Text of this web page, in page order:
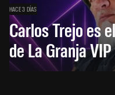
HACE 3 DÍAS
Carlos Trejo es
de La Granja